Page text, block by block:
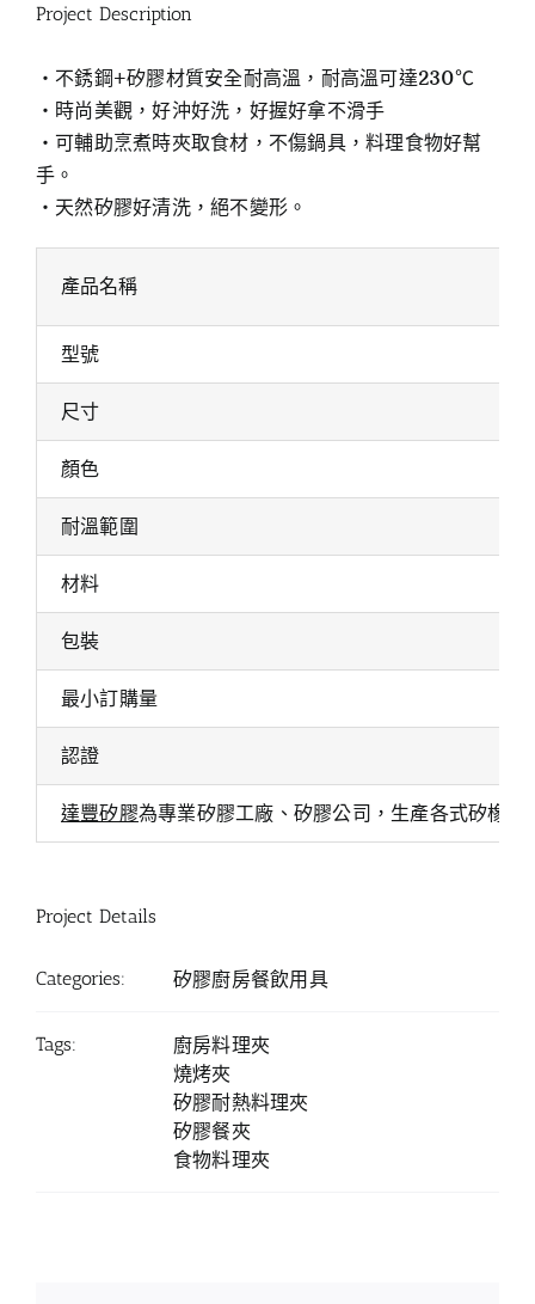
Project Description
‧不銹鋼+矽膠材質安全耐高溫，耐高溫可達230℃
‧時尚美觀，好沖好洗，好握好拿不滑手
‧可輔助烹煮時夾取食材，不傷鍋具，料理食物好幫
手。
‧天然矽膠好清洗，絕不變形。
產品名稱
型號
尺寸
顏色
耐溫範圍
材料
包裝
最小訂購量
認證
達豐矽膠為專業矽膠工廠、矽膠公司，生產各式矽橡
Project Details
Categories: 矽膠廚房餐飲用具
Tags:
廚房料理夾
燒烤夾
矽膠耐熱料理夾
矽膠餐夾
食物料理夾